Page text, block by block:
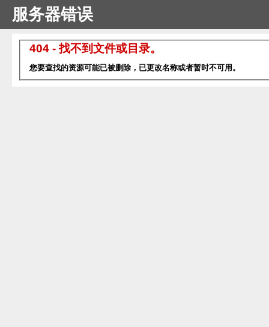
服务器错误
404 - 找不到文件或目录。
您要查找的资源可能已被删除，已更改名称或者暂时不可用。